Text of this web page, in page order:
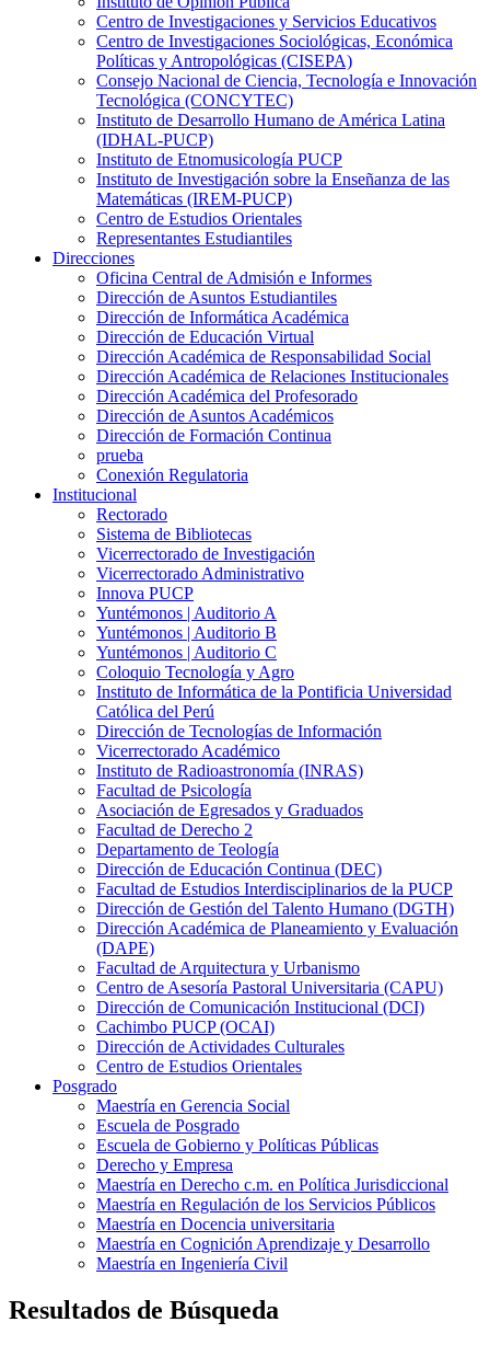
Centro de Investigaciones y Servicios Educativos
Centro de Investigaciones Sociológicas, Económica
Políticas y Antropológicas (CISEPA)
Consejo Nacional de Ciencia, Tecnología e Innovación
Tecnológica (CONCYTEC)
Instituto de Desarrollo Humano de América Latina
(IDHAL-PUCP)
Instituto de Etnomusicología PUCP
Instituto de Investigación sobre la Enseñanza de las
Matemáticas (IREM-PUCP)
Centro de Estudios Orientales
Representantes Estudiantiles
Direcciones
Oficina Central de Admisión e Informes
Dirección de Asuntos Estudiantiles
Dirección de Informática Académica
Dirección de Educación Virtual
Dirección Académica de Responsabilidad Social
Dirección Académica de Relaciones Institucionales
Dirección Académica del Profesorado
Dirección de Asuntos Académicos
Dirección de Formación Continua
prueba
Conexión Regulatoria
Institucional
Rectorado
Sistema de Bibliotecas
Vicerrectorado de Investigación
Vicerrectorado Administrativo
Innova PUCP
Yuntémonos | Auditorio A
Yuntémonos | Auditorio B
Yuntémonos | Auditorio C
Coloquio Tecnología y Agro
Instituto de Informática de la Pontificia Universidad
Católica del Perú
Dirección de Tecnologías de Información
Vicerrectorado Académico
Instituto de Radioastronomía (INRAS)
Facultad de Psicología
Asociación de Egresados y Graduados
Facultad de Derecho 2
Departamento de Teología
Dirección de Educación Continua (DEC)
Facultad de Estudios Interdisciplinarios de la PUCP
Dirección de Gestión del Talento Humano (DGTH)
Dirección Académica de Planeamiento y Evaluación
(DAPE)
Facultad de Arquitectura y Urbanismo
Centro de Asesoría Pastoral Universitaria (CAPU)
Dirección de Comunicación Institucional (DCI)
Cachimbo PUCP (OCAI)
Dirección de Actividades Culturales
Centro de Estudios Orientales
Posgrado
Maestría en Gerencia Social
Escuela de Posgrado
Escuela de Gobierno y Políticas Públicas
Derecho y Empresa
Maestría en Derecho c.m. en Política Jurisdiccional
Maestría en Regulación de los Servicios Públicos
Maestría en Docencia universitaria
Maestría en Cognición Aprendizaje y Desarrollo
Maestría en Ingeniería Civil
Resultados de Búsqueda